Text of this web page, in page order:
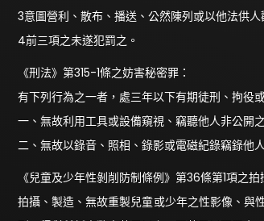
3意圖營利、散布、播送、公然陳列或以他法供
4前三項之未遂犯罰之。
《刑法》第315-1條之妨害秘密罪：
有下列行為之一者，處三年以下有期徒刑、拘役
一、無故利用工具或設備窺視、竊聽他人非公開
二、無故以錄音、照相、錄影或電磁紀錄竊錄他
《兒童及少年性剝削防制條例》第36條第1項之拍
拍攝、製造、無故重製兒童或少年之性影像、與